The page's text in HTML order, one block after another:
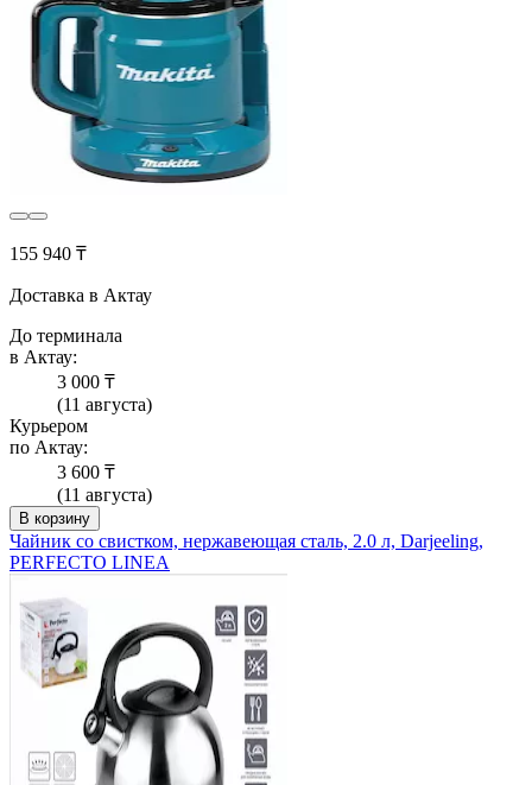
155 940 ₸
Доставка в Актау
До терминала
в Актау:
3 000 ₸
(11 августа)
Курьером
по Актау:
3 600 ₸
(11 августа)
В корзину
Чайник со свистком, нержавеющая сталь, 2.0 л, Darjeeling,
PERFECTO LINEA